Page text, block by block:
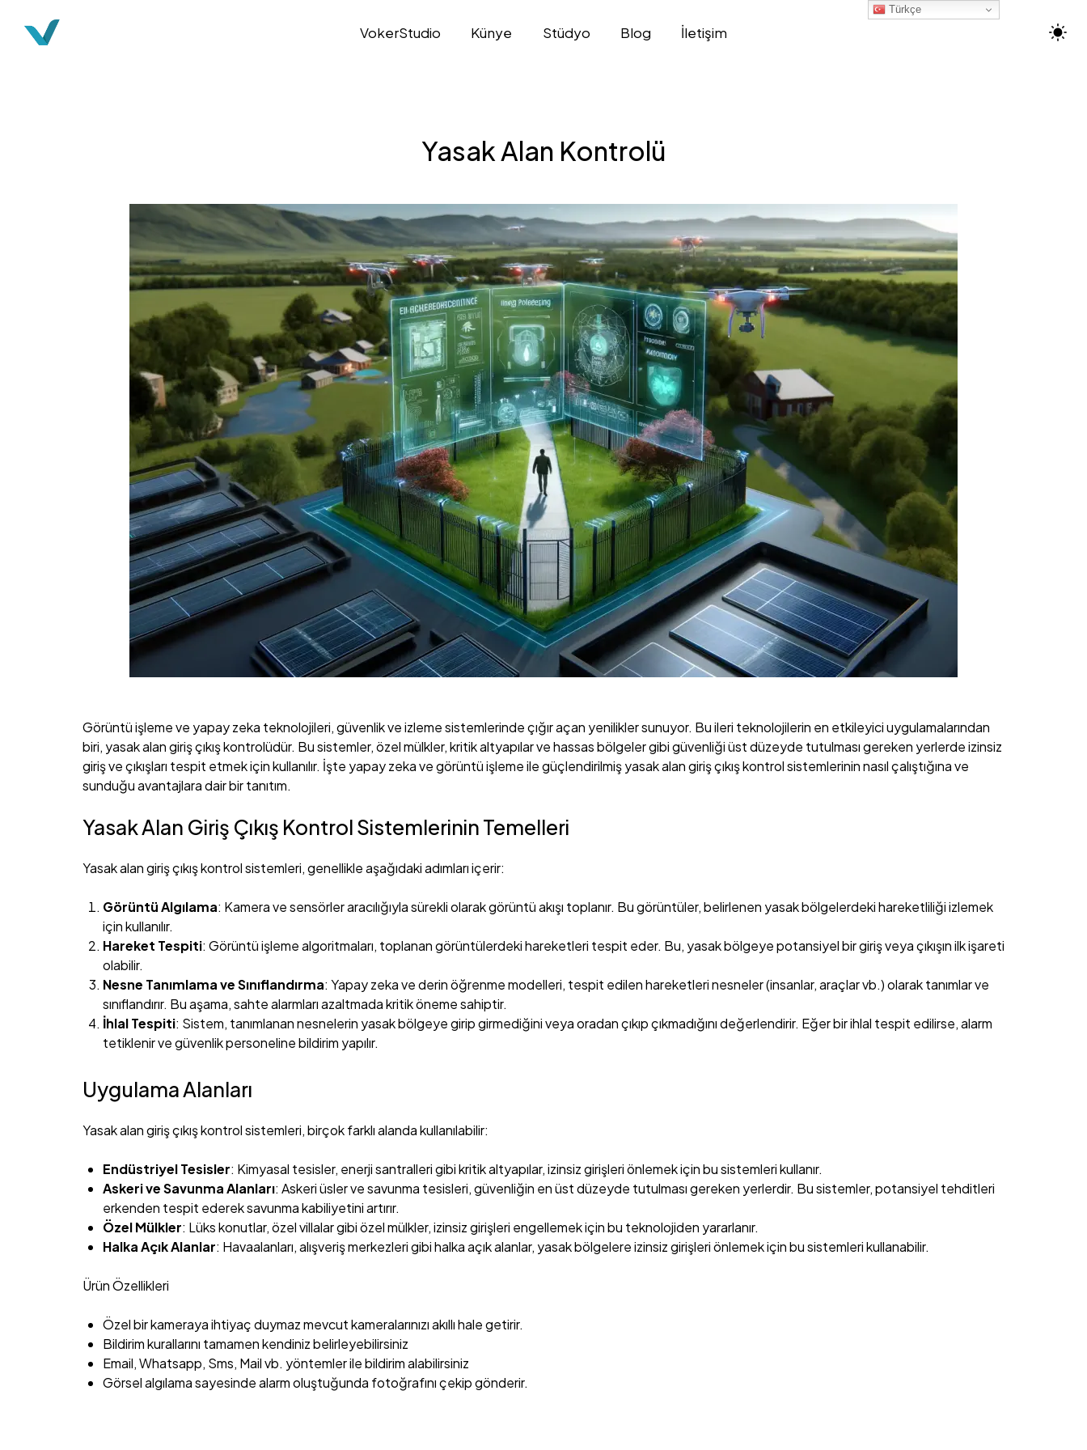
VokerStudio Künye Stüdyo Blog İletişim
Yasak Alan Kontrolü
Görüntü işleme ve yapay zeka teknolojileri, güvenlik ve izleme sistemlerinde çığır açan yenilikler sunuyor. Bu ileri teknolojilerin en etkileyici uygulamalarından
biri, yasak alan giriş çıkış kontrolüdür. Bu sistemler, özel mülkler, kritik altyapılar ve hassas bölgeler gibi güvenliği üst düzeyde tutulması gereken yerlerde izinsiz
giriş ve çıkışları tespit etmek için kullanılır. İşte yapay zeka ve görüntü işleme ile güçlendirilmiş yasak alan giriş çıkış kontrol sistemlerinin nasıl çalıştığına ve
sunduğu avantajlara dair bir tanıtım.
Yasak Alan Giriş Çıkış Kontrol Sistemlerinin Temelleri
Yasak alan giriş çıkış kontrol sistemleri, genellikle aşağıdaki adımları içerir:
Görüntü Algılama: Kamera ve sensörler aracılığıyla sürekli olarak görüntü akışı toplanır. Bu görüntüler, belirlenen yasak bölgelerdeki hareketliliği izlemek
için kullanılır.
Hareket Tespiti: Görüntü işleme algoritmaları, toplanan görüntülerdeki hareketleri tespit eder. Bu, yasak bölgeye potansiyel bir giriş veya çıkışın ilk işareti
olabilir.
Nesne Tanımlama ve Sınıflandırma: Yapay zeka ve derin öğrenme modelleri, tespit edilen hareketleri nesneler (insanlar, araçlar vb.) olarak tanımlar ve
sınıflandırır. Bu aşama, sahte alarmları azaltmada kritik öneme sahiptir.
İhlal Tespiti: Sistem, tanımlanan nesnelerin yasak bölgeye girip girmediğini veya oradan çıkıp çıkmadığını değerlendirir. Eğer bir ihlal tespit edilirse, alarm
tetiklenir ve güvenlik personeline bildirim yapılır.
Uygulama Alanları
Yasak alan giriş çıkış kontrol sistemleri, birçok farklı alanda kullanılabilir:
Endüstriyel Tesisler: Kimyasal tesisler, enerji santralleri gibi kritik altyapılar, izinsiz girişleri önlemek için bu sistemleri kullanır.
Askeri ve Savunma Alanları: Askeri üsler ve savunma tesisleri, güvenliğin en üst düzeyde tutulması gereken yerlerdir. Bu sistemler, potansiyel tehditleri
erkenden tespit ederek savunma kabiliyetini artırır.
Özel Mülkler: Lüks konutlar, özel villalar gibi özel mülkler, izinsiz girişleri engellemek için bu teknolojiden yararlanır.
Halka Açık Alanlar: Havaalanları, alışveriş merkezleri gibi halka açık alanlar, yasak bölgelere izinsiz girişleri önlemek için bu sistemleri kullanabilir.
Ürün Özellikleri
Özel bir kameraya ihtiyaç duymaz mevcut kameralarınızı akıllı hale getirir.
Bildirim kurallarını tamamen kendiniz belirleyebilirsiniz
Email, Whatsapp, Sms, Mail vb. yöntemler ile bildirim alabilirsiniz
Görsel algılama sayesinde alarm oluştuğunda fotoğrafını çekip gönderir.
Türkçe